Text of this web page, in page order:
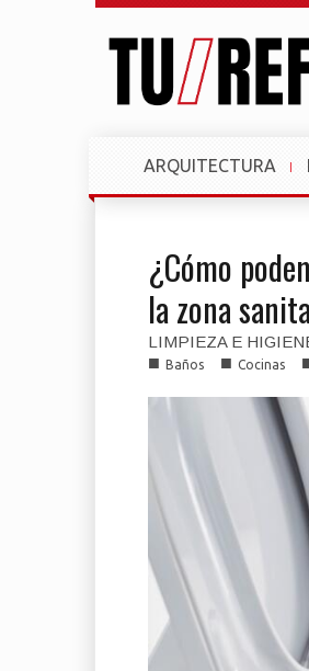
ARQUITECTURA
¿Cómo
la zona
LIMPIEZA E
■ Baños ■ Cocinas